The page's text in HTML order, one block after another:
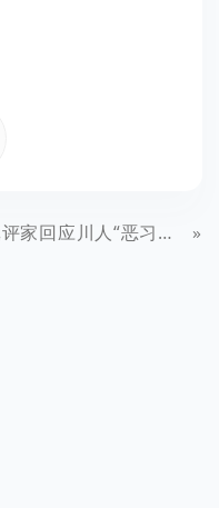
批评家回应川人“恶习说” 称不会对麻将迷道歉！网友们对其驳斥，有炒作因素